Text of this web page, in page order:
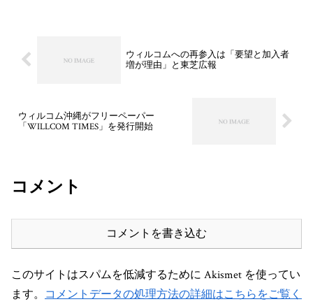
ウィルコムへの再参入は「要望と加入者
増が理由」と東芝広報
ウィルコム沖縄がフリーペーパー
「WILLCOM TIMES」を発行開始
コメント
コメントを書き込む
このサイトはスパムを低減するために Akismet を使ってい
ます。 コメントデータの処理方法の詳細はこちらをご覧く